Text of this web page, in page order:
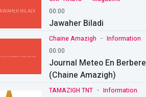
00:00
Jawaher Biladi
Chaine Amazigh - Information
00:00
Journal Meteo En Berbere
(Chaine Amazigh)
TAMAZIGH TNT - Information